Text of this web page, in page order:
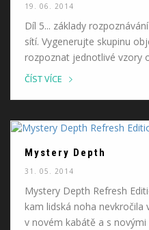
19. 06. 2014
Díl 5... základy
sítí. Vygenerujte skupinu
rozpoznat jednotlivé vzory
ČÍST VÍCE
Mystery Depth
31. 05. 2014
Mystery Depth Refresh
kam lidská noha nevkročila
v novém kabátě a s